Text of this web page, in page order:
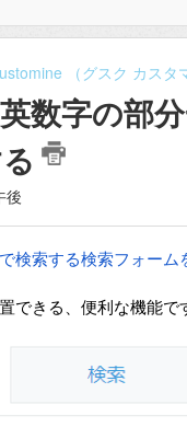
（グスク カスタ
数字の部
後
検索する検索フォーム
できる、便利な機能で